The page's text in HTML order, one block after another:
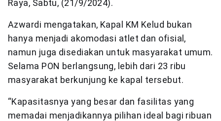
Raya, Sabtu, (21/9/2024).
Azwardi mengatakan, Kapal KM Kelud bukan
hanya menjadi akomodasi atlet dan ofisial,
namun juga disediakan untuk masyarakat umum.
Selama PON berlangsung, lebih dari 23 ribu
masyarakat berkunjung ke kapal tersebut.
“Kapasitasnya yang besar dan fasilitas yang
memadai menjadikannya pilihan ideal bagi ribuan